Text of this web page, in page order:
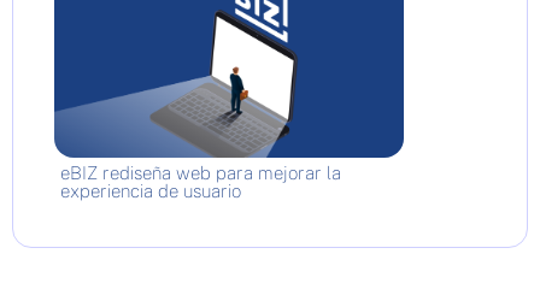
eBIZ rediseña web para mejorar la
experiencia de usuario